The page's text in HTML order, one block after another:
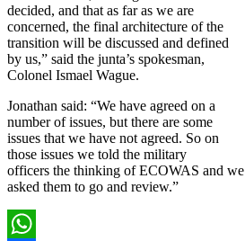
decided, and that as far as we are
concerned, the final architecture of the
transition will be discussed and defined
by us,” said the junta’s spokesman,
Colonel Ismael Wague.
Jonathan said: “We have agreed on a
number of issues, but there are some
issues that we have not agreed. So on
those issues we told the military
officers the thinking of ECOWAS and we
asked them to go and review.”